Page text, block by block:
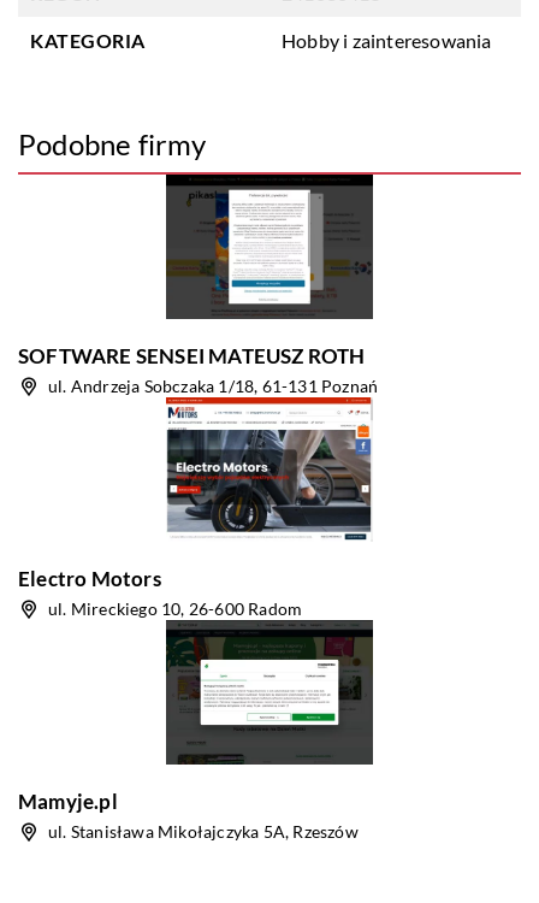
KATEGORIA Hobby i zainteresowania
Podobne firmy
SOFTWARE SENSEI MATEUSZ ROTH
ul. Andrzeja Sobczaka 1/18, 61-131 Poznań
Electro Motors
ul. Mireckiego 10, 26-600 Radom
Mamyje.pl
ul. Stanisława Mikołajczyka 5A, Rzeszów